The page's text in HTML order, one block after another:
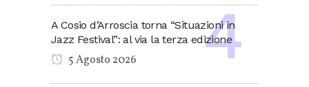
A Cosio d’Arroscia torna “Situazioni in
Jazz Festival”: al via la terza edizione
5 Agosto 2026